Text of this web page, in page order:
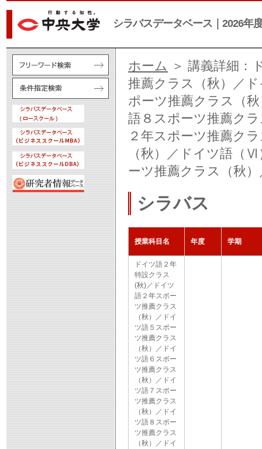
シラバスデータベース｜2026年
ホーム ＞ 講義詳細：
推薦クラス（秋）／
ポーツ推薦クラス（
語８スポーツ推薦ク
２年スポーツ推薦ク
（秋）／ドイツ語（
ーツ推薦クラス（秋
シラバス
授業科目名 年度 学期
ドイツ語２年
特設クラス
(秋)／ドイツ
語２年スポー
ツ推薦クラス
（秋）／ドイ
ツ語５スポー
ツ推薦クラス
（秋）／ドイ
ツ語６スポー
ツ推薦クラス
（秋）／ドイ
ツ語７スポー
ツ推薦クラス
（秋）／ドイ
ツ語８スポー
ツ推薦クラス
（秋）／ドイ